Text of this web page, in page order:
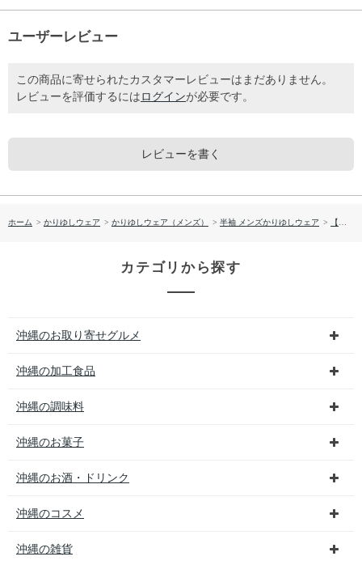
ユーザーレビュー
この商品に寄せられたカスタマーレビューはまだありません。
レビューを評価するには ログインが必要です。
レビューを書く
ホーム > かりゆしウェア > かりゆしウェア（メンズ） > 半袖 メンズかりゆしウェア > 【送料無料】両衿先はみ出し入り柄 （レギュラー）かりゆしウェア P-SAT1811
カテゴリから探す
沖縄のお取り寄せグルメ
沖縄の加工食品
沖縄の調味料
沖縄のお菓子
沖縄のお酒・ドリンク
沖縄のコスメ
沖縄の雑貨